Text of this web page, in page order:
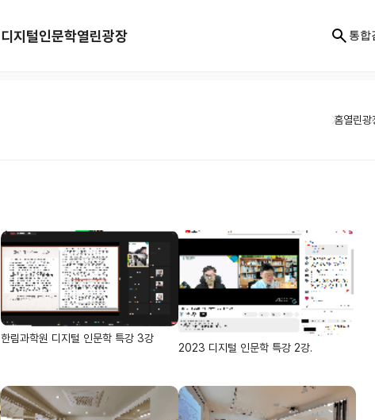
디지털인문학열린광장 통합
홈열린광
한림과학원 디지털 인문학 특강 3강
2023 디지털 인문학 특강 2강.